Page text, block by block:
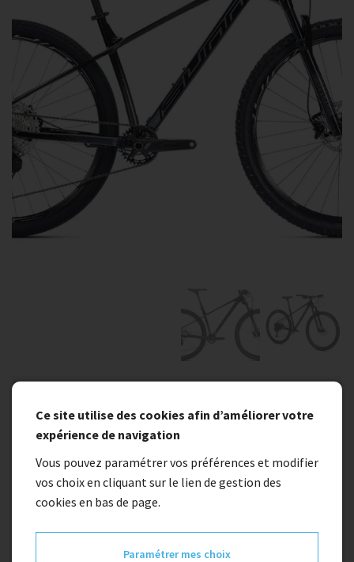
VTT SUNN EXACT S2 TM
1 015,00 €
Ce site utilise des cookies afin d’améliorer votre
expérience de navigation
Vous pouvez paramétrer vos préférences et modifier
vos choix en cliquant sur le lien de gestion des
cookies en bas de page.
Paramétrer mes choix